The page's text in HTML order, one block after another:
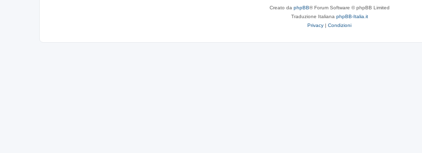
Creato da phpBB® Forum Software © phpBB Limited
Traduzione Italiana phpBB-Italia.it
Privacy | Condizioni